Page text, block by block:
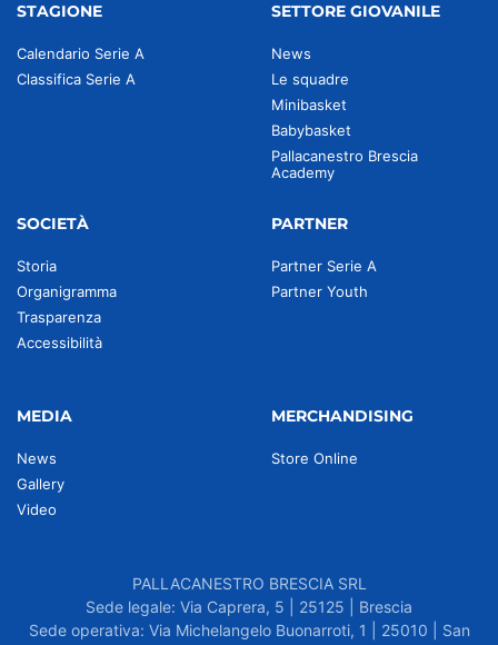
STAGIONE
Calendario Serie A
Classifica Serie A
SETTORE GIOVANILE
News
Le squadre
Minibasket
Babybasket
Pallacanestro Brescia
Academy
SOCIETÀ
Storia
Organigramma
Trasparenza
Accessibilità
PARTNER
Partner Serie A
Partner Youth
MEDIA
News
Gallery
Video
MERCHANDISING
Store Online
PALLACANESTRO BRESCIA SRL
Sede legale: Via Caprera, 5 | 25125 | Brescia
Sede operativa: Via Michelangelo Buonarroti, 1 | 25010 | San